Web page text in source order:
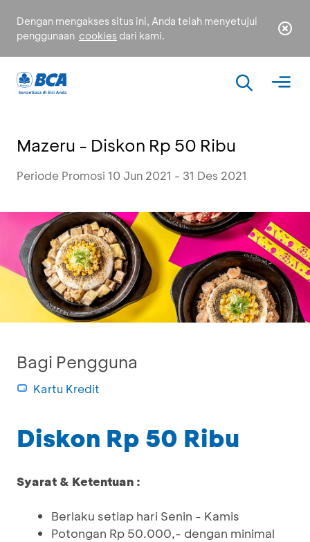
Dengan mengakses situs ini, Anda telah menyetujui
penggunaan cookies dari kami.
Mazeru - Diskon Rp 50 Ribu
Periode Promosi 10 Jun 2021 - 31 Des 2021
Bagi Pengguna
Kartu Kredit
Diskon Rp 50 Ribu
Syarat & Ketentuan :
Berlaku setiap hari Senin - Kamis
Potongan Rp 50.000,- dengan minimal